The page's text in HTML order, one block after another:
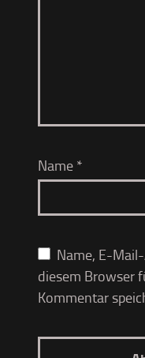
Name *
Name, E-
diesem Browser
Kommentar